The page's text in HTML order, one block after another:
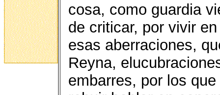
cosa, como guardia
de criticar, por vivir
esas aberraciones,
Reyna,
embarres, por los